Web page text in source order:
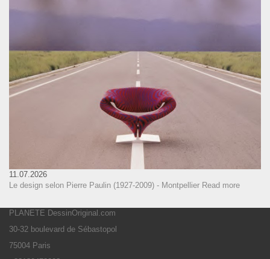
11.07.2026
Le design selon Pierre Paulin (1927-2009) - Montpellier Read more
PLANETE DessinOriginal.com
30-32 boulevard de Sébastopol
75004 Paris